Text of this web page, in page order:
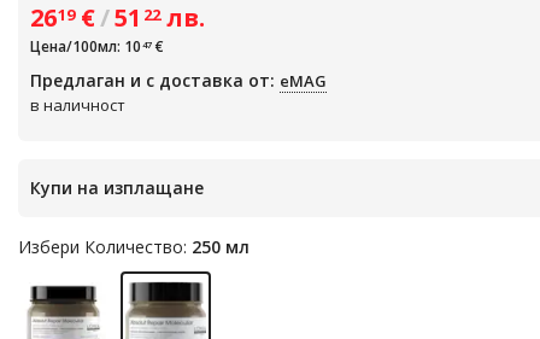
2619 €/51 22 лв.
Цена/100мл: 10 47 €
Предлаган и с доставка от: eMAG
в наличност
Купи на изплащане
Избери Количество: 250 мл